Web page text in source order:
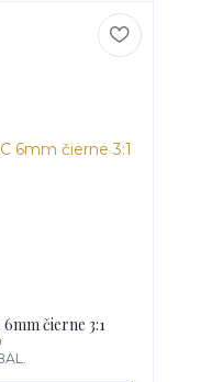
čierne 3:1